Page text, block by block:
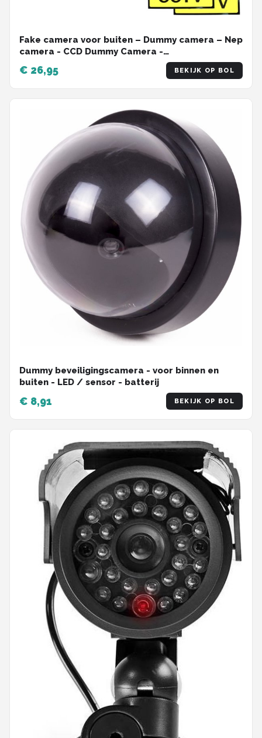
Fake camera voor buiten – Dummy camera – Nep
camera - CCD Dummy Camera -
Beveiligingscamera - Fake Outdoor Nepcamera -
Nep Security Cam met rood knipperend led
indicator voor binnen en buiten HiCHiCO®
2STUKS
€ 26,95 BEKIJK OP BOL
Dummy beveiligingscamera - voor binnen en
buiten - LED / sensor - batterij
€ 8,91 BEKIJK OP BOL